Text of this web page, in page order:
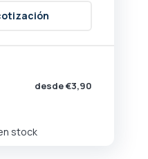
desde €3,90
stock